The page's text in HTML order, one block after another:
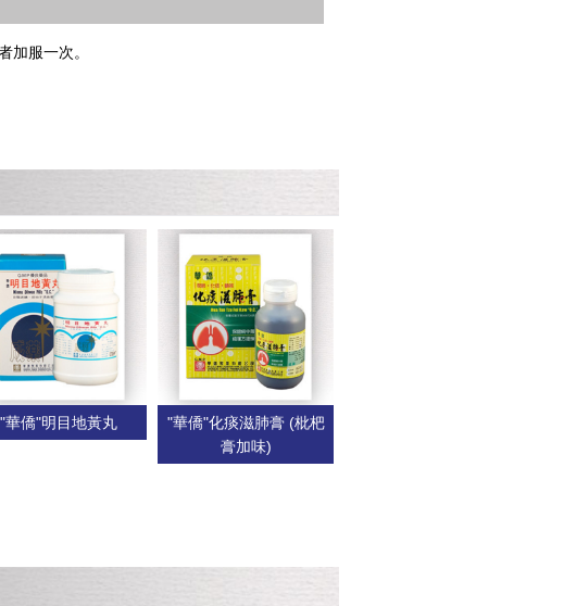
加服一次。
"華僑"明目地黃丸
"華僑"化痰滋肺膏 (枇杷
膏加味)